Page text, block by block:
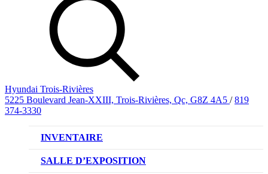
Hyundai Trois-Rivières
5225 Boulevard Jean-XXIII, Trois-Rivières, Qc, G8Z 4A5 / 819
374-3330
INVENTAIRE
VÉHICULES NEUFS
SALLE D’EXPOSITION